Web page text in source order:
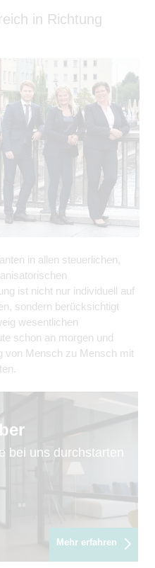
in Richtung
in allen steuerlichen,
ist nicht nur individuell auf
sondern berücksichtigt
wesentlichen
schon an morgen und
von Mensch zu Mensch mit
bei uns durchstarten
Mehr erfahren